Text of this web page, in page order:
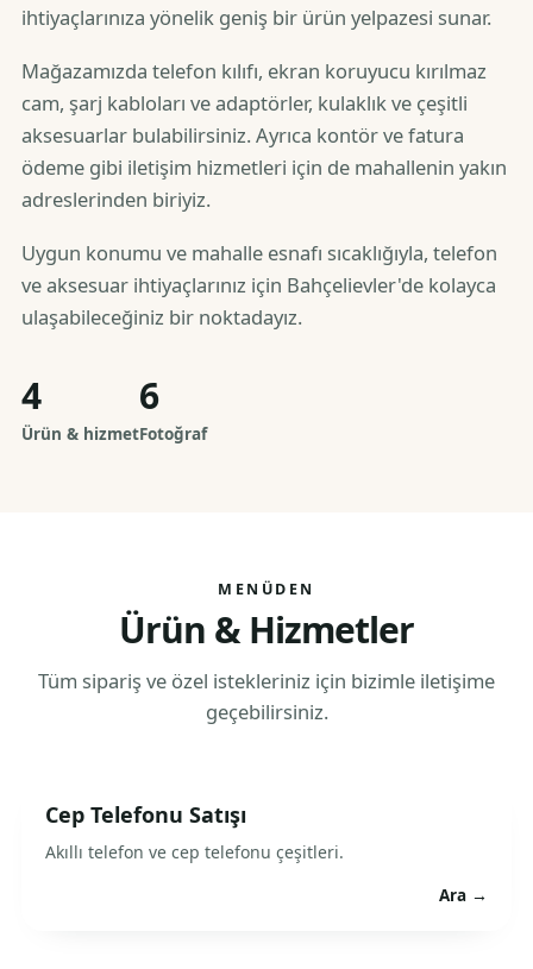
ihtiyaçlarınıza yönelik geniş bir ürün yelpazesi sunar.
Mağazamızda telefon kılıfı, ekran koruyucu kırılmaz
cam, şarj kabloları ve adaptörler, kulaklık ve çeşitli
aksesuarlar bulabilirsiniz. Ayrıca kontör ve fatura
ödeme gibi iletişim hizmetleri için de mahallenin yakın
adreslerinden biriyiz.
Uygun konumu ve mahalle esnafı sıcaklığıyla, telefon
ve aksesuar ihtiyaçlarınız için Bahçelievler'de kolayca
ulaşabileceğiniz bir noktadayız.
4
Ürün & hizmet
6
Fotoğraf
MENÜDEN
Ürün & Hizmetler
Tüm sipariş ve özel istekleriniz için bizimle iletişime
geçebilirsiniz.
Cep Telefonu Satışı
Akıllı telefon ve cep telefonu çeşitleri.
Ara →